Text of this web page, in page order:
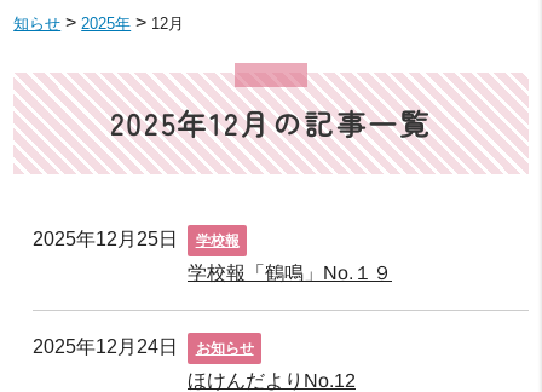
知らせ > 2025年 > 12月
2025年12月の記事一覧
2025年12月25日 学校報
学校報「鶴鳴」No.１９
2025年12月24日 お知らせ
ほけんだよりNo.12